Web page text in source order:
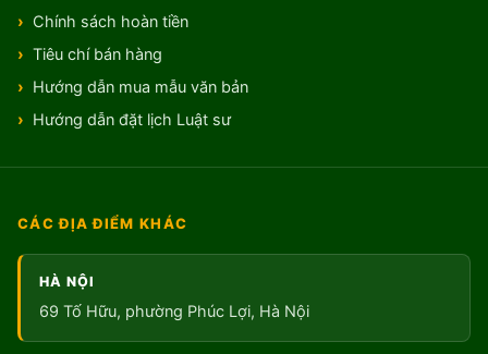
Chính sách hoàn tiền
Tiêu chí bán hàng
Hướng dẫn mua mẫu văn bản
Hướng dẫn đặt lịch Luật sư
CÁC ĐỊA ĐIỂM KHÁC
HÀ NỘI
69 Tố Hữu, phường Phúc Lợi, Hà Nội